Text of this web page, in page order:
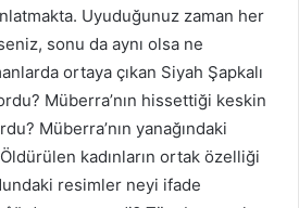
Uyuduğunuz zaman her
sonu da aynı olsa ne
ortaya çıkan Siyah Şapkalı
Müberra’nın hissettiği keskin
Müberra’nın yanağındaki
kadınların ortak özelliği
resimler neyi ifade